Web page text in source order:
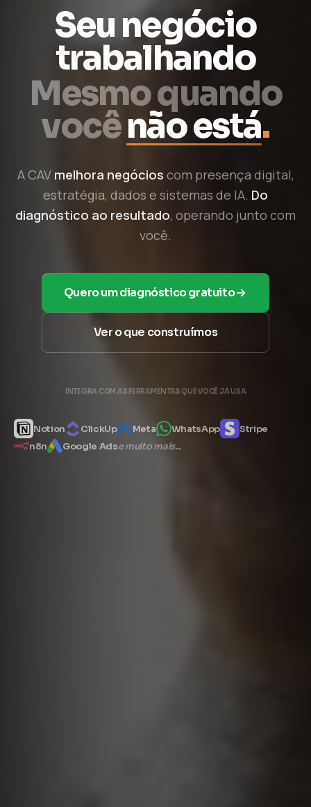
Seu negócio
trabalhando
Mesmo quando
vocênão está.
A CAV melhora negócios com presença digital,
estratégia, dados e sistemas de IA. Do
diagnóstico ao resultado, operando junto com
você.
Quero um diagnóstico gratuito
Ver o que construímos
INTEGRA COM AS FERRAMENTAS QUE VOCÊ JÁ USA
Notion ClickUp Meta WhatsApp
Stripe
n8n
Google Adse muito mais...